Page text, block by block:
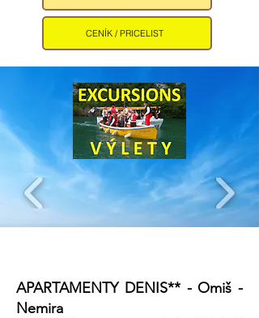
CENÍK / PRICELIST
APARTAMENTY DENIS** - Omiš -
Nemira ​